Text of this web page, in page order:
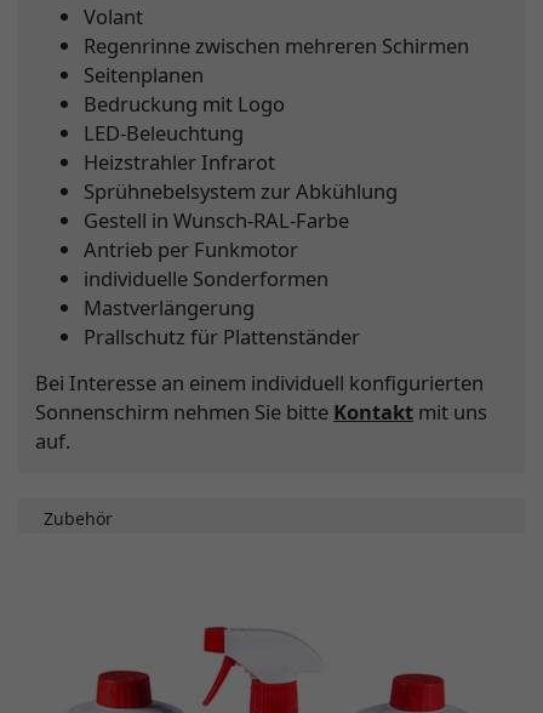
Volant
Regenrinne zwischen mehreren Schirmen
Seitenplanen
Bedruckung mit Logo
LED-Beleuchtung
Heizstrahler Infrarot
Sprühnebelsystem zur Abkühlung
Gestell in Wunsch-RAL-Farbe
Antrieb per Funkmotor
individuelle Sonderformen
Mastverlängerung
Prallschutz für Plattenständer
Bei Interesse an einem individuell konfigurierten
Sonnenschirm nehmen Sie bitte Kontakt mit uns
auf.
Zubehör